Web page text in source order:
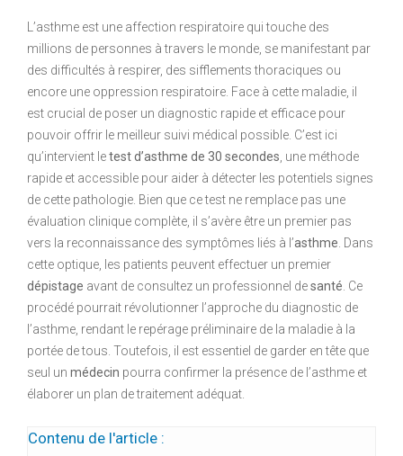
L’asthme est une affection respiratoire qui touche des
millions de personnes à travers le monde, se manifestant par
des difficultés à respirer, des sifflements thoraciques ou
encore une oppression respiratoire. Face à cette maladie, il
est crucial de poser un diagnostic rapide et efficace pour
pouvoir offrir le meilleur suivi médical possible. C’est ici
qu’intervient letest d’asthme de 30 secondes , une méthode
rapide et accessible pour aider à détecter les potentiels signes
de cette pathologie. Bien que ce test ne remplace pas une
évaluation clinique complète, il s’avère être un premier pas
vers la reconnaissance des symptômes liés à l’asthme . Dans
cette optique, les patients peuvent effectuer un premier
dépistage avant de consultez un professionnel desanté . Ce
procédé pourrait révolutionner l’approche du diagnostic de
l’asthme, rendant le repérage préliminaire de la maladie à la
portée de tous. Toutefois, il est essentiel de garder en tête que
seul un médecin pourra confirmer la présence de l’asthme et
élaborer un plan de traitement adéquat.
Contenu de l'article :